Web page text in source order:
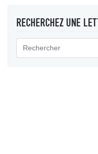
RECHERCHEZ UNE